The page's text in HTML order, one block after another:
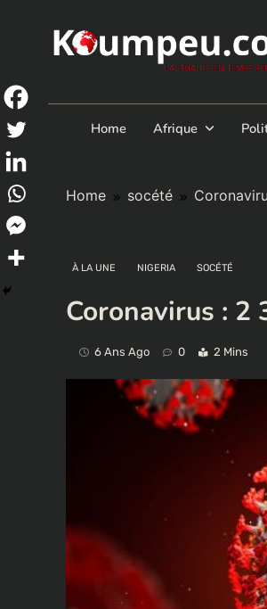
Home Afrique
Home socété
À LA UNE NIGERIA SOCÉTÉ
Coronavirus : 2
6 Ans Ago 0 2 Mins